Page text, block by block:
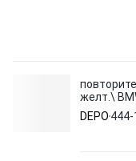
желт.\
DEPO 444-